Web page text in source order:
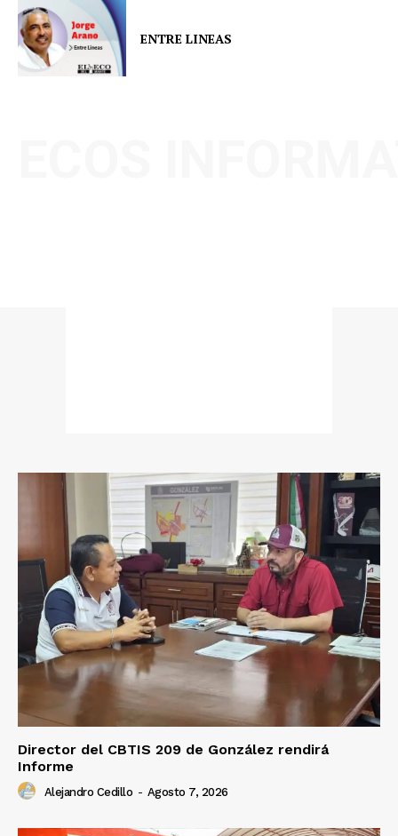
ENTRE LINEAS
Director del CBTIS 209 de González rendirá
Informe
Alejandro Cedillo - Agosto 7, 2026